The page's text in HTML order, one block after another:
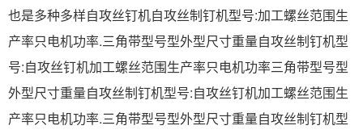
也是多种多样自攻丝钉机自攻丝制钉机型号:加工螺丝范围生
产率只电机功率.三角带型号型外型尺寸重量自攻丝制钉机型
号:自攻丝钉机加工螺丝范围生产率只电机功率三角带型号型
外型尺寸重量自攻丝制钉机型号:自攻丝钉机加工螺丝范围生
产率只电机功率.三角带型号型外型尺寸重量自攻丝制钉机型